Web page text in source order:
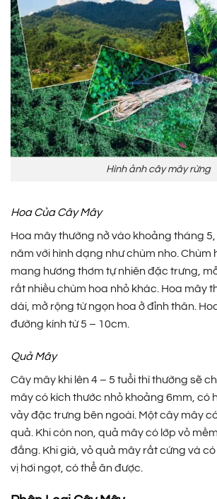
Hình ảnh cây mây rừng
Hoa Của Cây Mây
Hoa mây thường nở vào khoảng tháng
năm với hình dạng như chùm nho. Chùm
mang hương thơm tự nhiên đặc trưng,
rất nhiều chùm hoa nhỏ khác. Hoa mây
dài, mở rộng từ ngọn hoa ở đỉnh thân.
đường kính từ 5 – 10cm.
Quả Mây
Cây mây khi lên 4 – 5 tuổi thì thường sẽ
mây có kích thước nhỏ khoảng 6mm, có
vảy đặc trưng bên ngoài. Một cây mây
quả. Khi còn non, quả mây có lớp vỏ
đắng. Khi già, vỏ quả mây rất cứng và
vị hơi ngọt, có thể ăn được.